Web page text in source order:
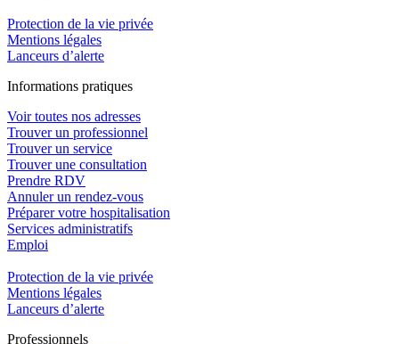
Protection de la vie privée
Mentions légales
Lanceurs d’alerte
Informations pratiques
Voir toutes nos adresses
Trouver un professionnel
Trouver un service
Trouver une consultation
Prendre RDV
Annuler un rendez-vous
Préparer votre hospitalisation
Services administratifs
Emploi​
Protection de la vie privée
Mentions légales
Lanceurs d’alerte
Professionnels